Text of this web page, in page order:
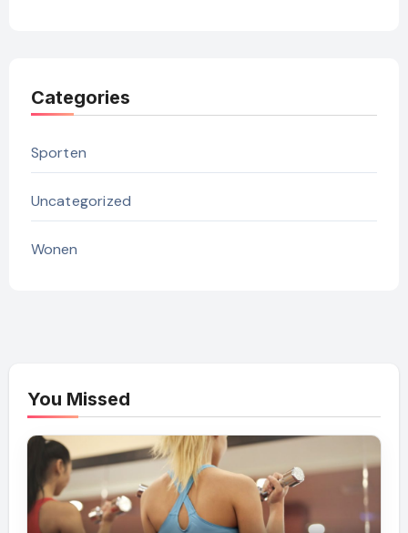
Categories
Sporten
Uncategorized
Wonen
You Missed